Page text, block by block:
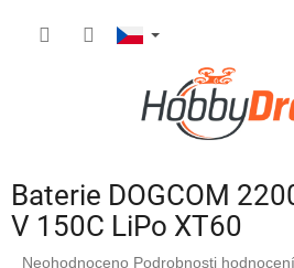
Baterie DOGCOM
V 150C LiPo XT60
Průměrné
Neohodnoceno Podrobnosti hodnocení